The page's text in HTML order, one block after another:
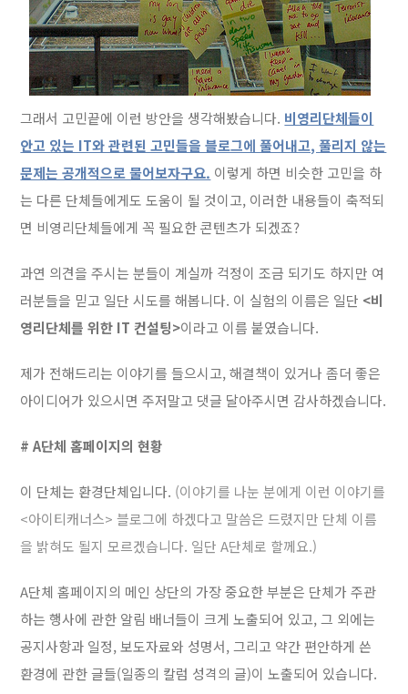
그래서 고민끝에 이런 방안을 생각해봤습니다. 비영리단체들이
안고 있는 IT와 관련된 고민들을 블로그에 풀어내고, 풀리지 않는
문제는 공개적으로 물어보자구요. 이렇게 하면 비슷한 고민을 하
는 다른 단체들에게도 도움이 될 것이고, 이러한 내용들이 축적되
면 비영리단체들에게 꼭 필요한 콘텐츠가 되겠죠?
과연 의견을 주시는 분들이 계실까 걱정이 조금 되기도 하지만 여
러분들을 믿고 일단 시도를 해봅니다. 이 실험의 이름은 일단 <비
영리단체를 위한 IT 컨설팅>이라고 이름 붙였습니다.
제가 전해드리는 이야기를 들으시고, 해결책이 있거나 좀더 좋은
아이디어가 있으시면 주저말고 댓글 달아주시면 감사하겠습니다.
#A단체 홈페이지의 현황
이 단체는 환경단체입니다. (이야기를 나눈 분에게 이런 이야기를
<아이티캐너스> 블로그에 하겠다고 말씀은 드렸지만 단체 이름
을 밝혀도 될지 모르겠습니다. 일단 A단체로 할께요.)
A단체 홈페이지의 메인 상단의 가장 중요한 부분은 단체가 주관
하는 행사에 관한 알림 배너들이 크게 노출되어 있고, 그 외에는
공지사항과 일정, 보도자료와 성명서, 그리고 약간 편안하게 쓴
환경에 관한 글들(일종의 칼럼 성격의 글)이 노출되어 있습니다.